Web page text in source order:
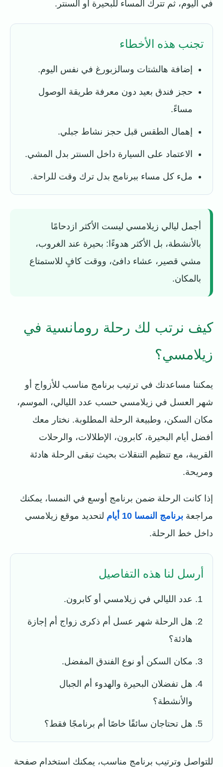
في اليوم، ثم تترك المساء للبحيرة أو السنتر.
تجنب هذه الأخطاء
إضافة هالشتات وسالزبورغ في نفس اليوم.
حجز فندق بعيد دون معرفة طريقة الوصول
مساءً.
إهمال الطقس قبل حجز نشاط جبلي.
الاعتماد على السيارة داخل السنتر بدل المشي.
ملء كل مساء ببرنامج بدل ترك وقت للراحة.
أجمل ليالي زيلامسي ليست الأكثر ازدحامًا
بالأنشطة، بل الأكثر هدوءًا: بحيرة عند الغروب،
مشي قصير، عشاء دافئ، ووقت كافٍ للاستمتاع
بالمكان.
كيف نرتب لك رحلة رومانسية في
زيلامسي؟
يمكننا مساعدتك في ترتيب برنامج مناسب للأزواج أو
شهر العسل في زيلامسي حسب عدد الليالي، الموسم،
مكان السكن، وطبيعة الرحلة المطلوبة. نختار معك
أفضل أيام البحيرة، كابرون، الإطلالات، والرحلات
القريبة، مع تنظيم التنقلات بحيث تبقى الرحلة هادئة
ومريحة.
إذا كانت الرحلة ضمن برنامج أوسع في النمسا، يمكنك
مراجعة برنامج النمسا 10 أيام
لتحديد موقع زيلامسي
داخل خط الرحلة.
أرسل لنا هذه التفاصيل
عدد الليالي في زيلامسي أو كابرون.
هل الرحلة شهر عسل أم ذكرى زواج أم إجازة
هادئة؟
مكان السكن أو نوع الفندق المفضل.
هل تفضلان البحيرة والهدوء أم الجبال
والأنشطة؟
هل تحتاجان سائقًا خاصًا أم برنامجًا فقط؟
للتواصل وترتيب برنامج مناسب، يمكنك استخدام صفحة